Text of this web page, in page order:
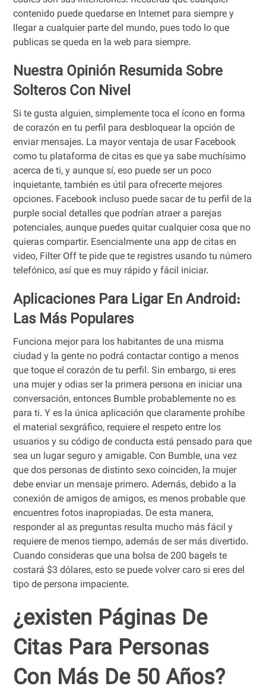
contenido puede quedarse en Internet para siempre y
llegar a cualquier parte del mundo, pues todo lo que
publicas se queda en la web para siempre.
Nuestra Opinión Resumida Sobre
Solteros Con Nivel
Si te gusta alguien, simplemente toca el ícono en forma
de corazón en tu perfil para desbloquear la opción de
enviar mensajes. La mayor ventaja de usar Facebook
como tu plataforma de citas es que ya sabe muchísimo
acerca de ti, y aunque sí, eso puede ser un poco
inquietante, también es útil para ofrecerte mejores
opciones. Facebook incluso puede sacar de tu perfil de la
purple social detalles que podrían atraer a parejas
potenciales, aunque puedes quitar cualquier cosa que no
quieras compartir. Esencialmente una app de citas en
video, Filter Off te pide que te registres usando tu número
telefónico, así que es muy rápido y fácil iniciar.
Aplicaciones Para Ligar En Android:
Las Más Populares
Funciona mejor para los habitantes de una misma
ciudad y la gente no podrá contactar contigo a menos
que toque el corazón de tu perfil. Sin embargo, si eres
una mujer y odias ser la primera persona en iniciar una
conversación, entonces Bumble probablemente no es
para ti. Y es la única aplicación que claramente prohíbe
el material sexgráfico, requiere el respeto entre los
usuarios y su código de conducta está pensado para que
sea un lugar seguro y amigable. Con Bumble, una vez
que dos personas de distinto sexo coinciden, la mujer
debe enviar un mensaje primero. Además, debido a la
conexión de amigos de amigos, es menos probable que
encuentres fotos inapropiadas. De esta manera,
responder al as preguntas resulta mucho más fácil y
requiere de menos tiempo, además de ser más divertido.
Cuando consideras que una bolsa de 200 bagels te
costará $3 dólares, esto se puede volver caro si eres del
tipo de persona impaciente.
¿existen Páginas De
Citas Para Personas
Con Más De 50 Años?